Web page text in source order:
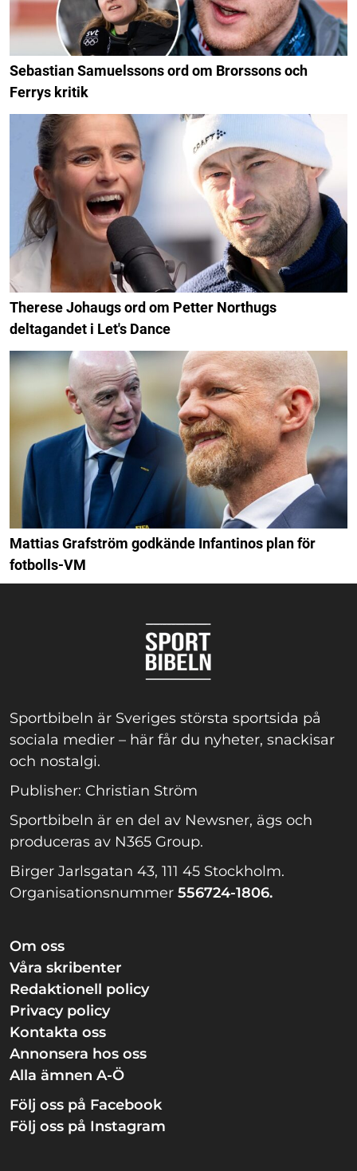
Sebastian Samuelssons ord om Brorssons och
Ferrys kritik
Therese Johaugs ord om Petter Northugs
deltagandet i Let's Dance
Mattias Grafström godkände Infantinos plan för
fotbolls-VM
Sportbibeln är Sveriges största sportsida på
sociala medier – här får du nyheter, snackisar
och nostalgi.
Publisher: Christian Ström
Sportbibeln är en del av Newsner, ägs och
produceras av N365 Group.
Birger Jarlsgatan 43, 111 45 Stockholm.
Organisationsnummer 556724-1806.
Om oss
Våra skribenter
Redaktionell policy
Privacy policy
Kontakta oss
Annonsera hos oss
Alla ämnen A-Ö
Följ oss på Facebook
Följ oss på Instagram